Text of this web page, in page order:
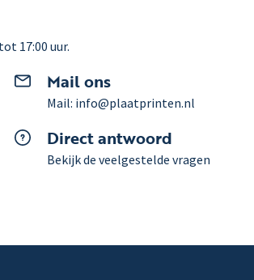
17:00 uur.
Mail ons
Mail: info@plaatprinten.nl
Direct antwoord
Bekijk de veelgestelde vragen